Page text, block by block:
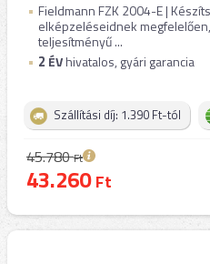
Fieldmann FZK 2004-E |
elképzeléseidnek
teljesítményű ...
2 ÉVhivatalos, gyári garancia
Szállítási díj: 1.390 Ft-tól
45.780Ft
43.260Ft